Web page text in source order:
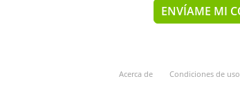
Acerca de Condiciones de uso